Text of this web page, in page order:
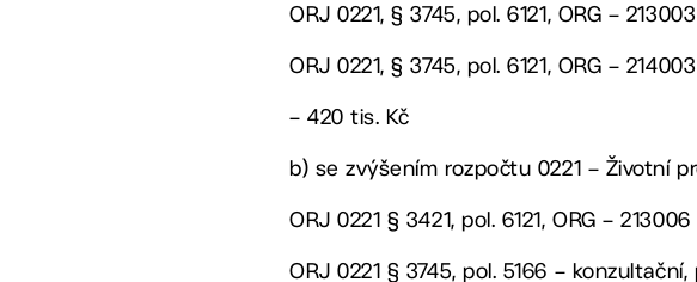
ORJ 0221, § 3745, pol. 6121, ORG –
ORJ 0221, § 3745, pol. 6121, ORG –
– 420 tis. Kč
b) se zvýšením rozpočtu 0221 – Životní
ORJ 0221 § 3421, pol. 6121, ORG –
ORJ 0221 § 3745, pol. 5166 –